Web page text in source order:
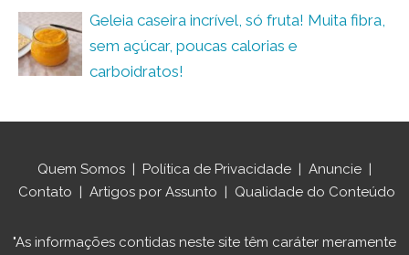
Geleia caseira incrível, só fruta! Muita fibra,
sem açúcar, poucas calorias e
carboidratos!
Quem Somos | Política de Privacidade | Anuncie |
Contato | Artigos por Assunto | Qualidade do Conteúdo
"As informações contidas neste site têm caráter meramente